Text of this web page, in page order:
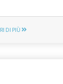
DI PIÙ